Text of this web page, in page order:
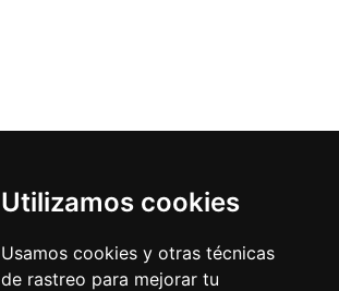
Utilizamos cookies
Usamos cookies y otras técnicas
de rastreo para mejorar tu